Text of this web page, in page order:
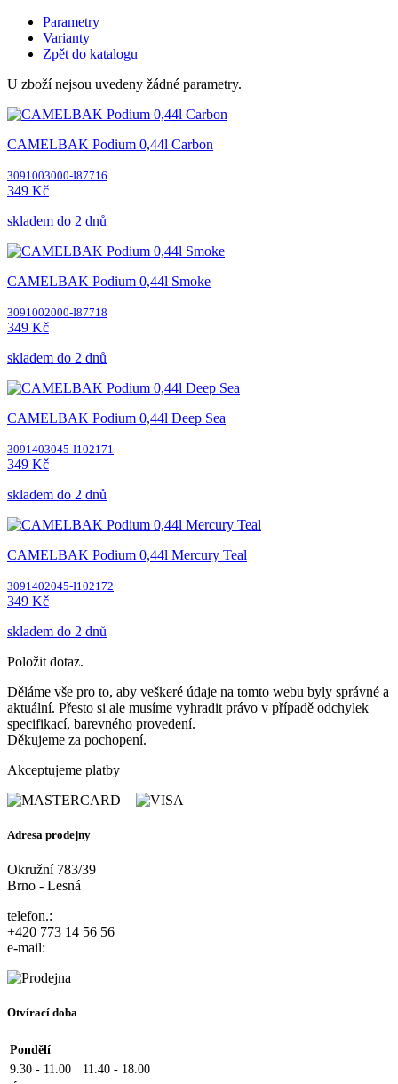
Parametry
Varianty
Zpět do katalogu
U zboží nejsou uvedeny žádné parametry.
CAMELBAK Podium 0,44l Carbon
3091003000-I87716
349 Kč
skladem do 2 dnů
CAMELBAK Podium 0,44l Smoke
3091002000-I87718
349 Kč
skladem do 2 dnů
CAMELBAK Podium 0,44l Deep Sea
3091403045-I102171
349 Kč
skladem do 2 dnů
CAMELBAK Podium 0,44l Mercury Teal
3091402045-I102172
349 Kč
skladem do 2 dnů
Položit dotaz.
Děláme vše pro to, aby veškeré údaje na tomto webu byly správné a
aktuální. Přesto si ale musíme vyhradit právo v případě odchylek
specifikací, barevného provedení.
Děkujeme za pochopení.
Akceptujeme platby
Adresa prodejny
Okružní 783/39
Brno - Lesná
telefon.:
+420 773 14 56 56
e-mail:
Otvírací doba
Pondělí
9.30 - 11.00
11.40 - 18.00